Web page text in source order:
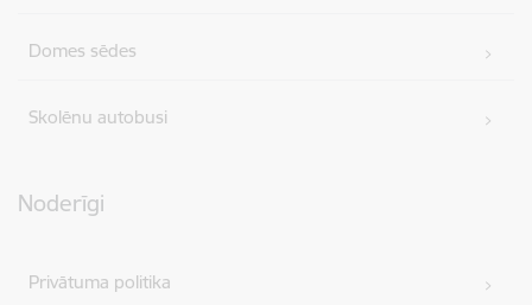
Domes sēdes
Skolēnu autobusi
Noderīgi
Privātuma politika